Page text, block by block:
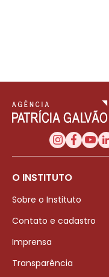
O INSTITUTO
Sobre o Instituto
Contato e cadastro
Imprensa
Transparência